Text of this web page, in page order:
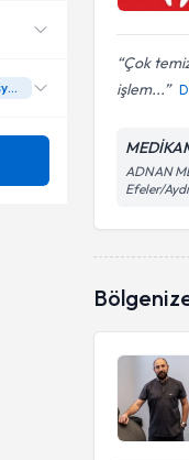
Çok
işlem...
ADNAN
Efeler/
Porselen Restorasyonlar